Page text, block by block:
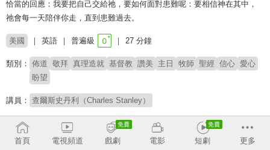
恰當的回應：我要把自己交給祂，要如何面對患難呢：要相信神在其中，
祂會每一天陪伴你走，直到患難過去。
美國 英語 普遍級 27 分鐘
類別： 佈道 敬拜 真理造就 基督教 讚美 主日 牧師 聖經 信心 愛心
盼望
講員： 查爾斯史丹利（Charles Stanley）
# 核心信仰
首頁 電視頻道 戲劇 電影 短劇 更多